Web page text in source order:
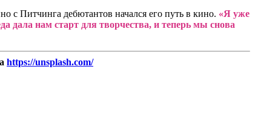
с Питчинга дебютантов начался его путь в кино. «Я уже
дала нам старт для творчества, и теперь мы снова
https://unsplash.com/